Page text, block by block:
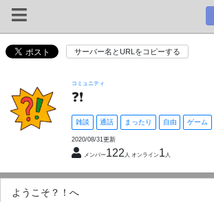
サーバー名とURLをコピーする
コミュニティ
❓❗
雑談 通話 まったり 自由 ゲーム
2020/08/31更新
メンバー122 人 オンライン1 人
ようこそ？！へ